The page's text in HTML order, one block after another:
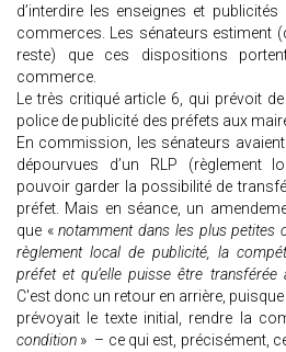
d’interdire les enseignes et
commerces. Les sénateurs estiment
reste) que ces dispositions
commerce.
Le très critiqué article 6, qui prévoit
police de publicité des préfets aux
En commission, les sénateurs
dépourvues d’un RLP (règlement
pouvoir garder la possibilité de
préfet. Mais en séance, un
que «notamment dans les plus petites
règlement local de publicité, la
préfet et qu’elle puisse être
C'est donc un retour en arrière,
prévoyait le texte initial, rendre la
condition » – ce qui est, précisément,